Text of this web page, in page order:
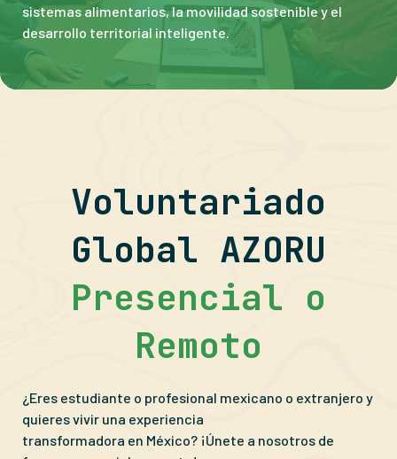
sistemas alimentarios, la movilidad sostenible y el
desarrollo territorial inteligente.
Voluntariado
Global AZORU
Presencial o
Remoto
¿Eres estudiante o profesional mexicano o extranjero y
quieres vivir una experiencia
transformadora en México? ¡Únete a nosotros de